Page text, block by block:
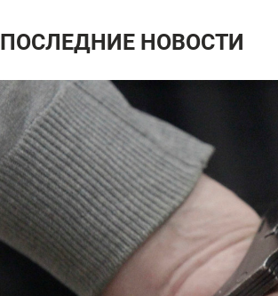
ПОСЛЕДНИЕ НОВОСТИ